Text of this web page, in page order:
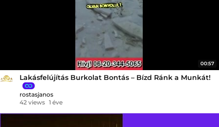
00:57
Lakásfelújítás Burkolat Bontás – Bízd Ránk a Munkát!
rostasjanos
42 views 1 éve